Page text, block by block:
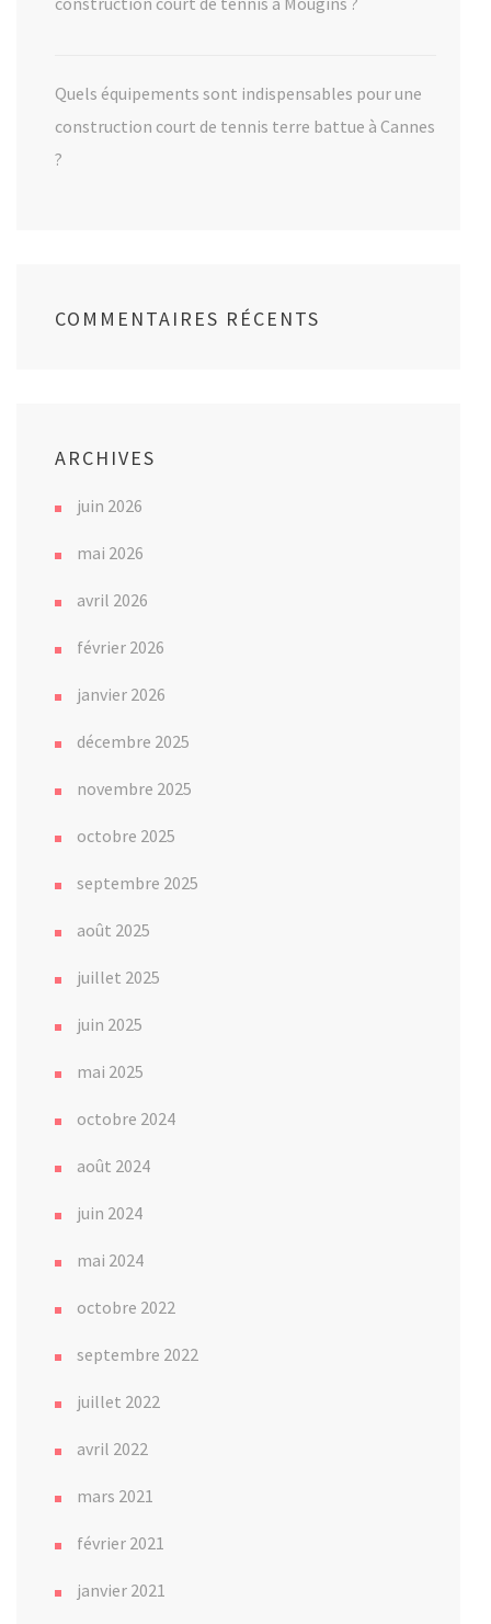
Quels équipements sont indispensables pour une
construction court de tennis terre battue à Cannes
?
COMMENTAIRES RÉCENTS
ARCHIVES
juin 2026
mai 2026
avril 2026
février 2026
janvier 2026
décembre 2025
novembre 2025
octobre 2025
septembre 2025
août 2025
juillet 2025
juin 2025
mai 2025
octobre 2024
août 2024
juin 2024
mai 2024
octobre 2022
septembre 2022
juillet 2022
avril 2022
mars 2021
février 2021
janvier 2021